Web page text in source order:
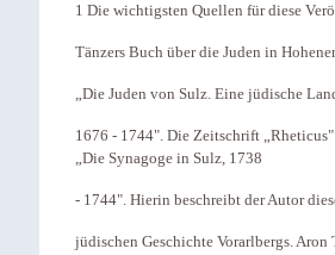
1 Die wichtigsten Quellen für diese
Tänzers Buch über die Juden in
„Die Juden von Sulz. Eine jüdische
1676 - 1744". Die Zeitschrift
„Die Synagoge in Sulz, 1738
- 1744". Hierin beschreibt der Autor
jüdischen Geschichte Vorarlbergs. Aron